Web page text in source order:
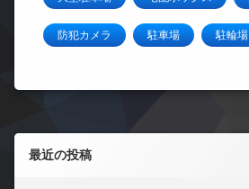
防犯カメラ 駐車場 駐輪場
左サイドバー
最近の投稿